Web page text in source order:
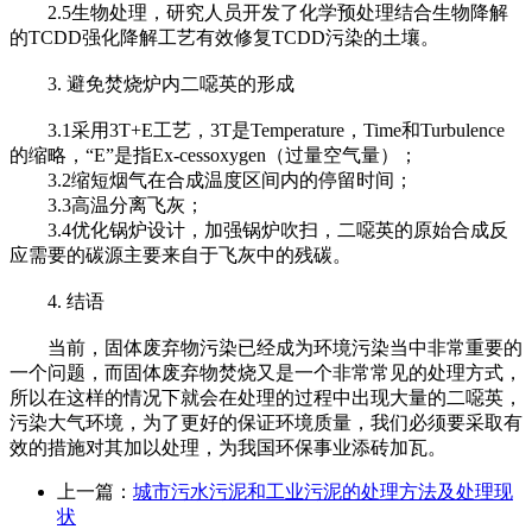
2.5生物处理，研究人员开发了化学预处理结合生物降解
的TCDD强化降解工艺有效修复TCDD污染的土壤。
3. 避免焚烧炉内二噁英的形成
3.1采用3T+E工艺，3T是Temperature，Time和Turbulence
的缩略，“E”是指Ex-cessoxygen（过量空气量）；
3.2缩短烟气在合成温度区间内的停留时间；
3.3高温分离飞灰；
3.4优化锅炉设计，加强锅炉吹扫，二噁英的原始合成反
应需要的碳源主要来自于飞灰中的残碳。
4. 结语
当前，固体废弃物污染已经成为环境污染当中非常重要的
一个问题，而固体废弃物焚烧又是一个非常常见的处理方式，
所以在这样的情况下就会在处理的过程中出现大量的二噁英，
污染大气环境，为了更好的保证环境质量，我们必须要采取有
效的措施对其加以处理，为我国环保事业添砖加瓦。
上一篇： 城市污水污泥和工业污泥的处理方法及处理现
状